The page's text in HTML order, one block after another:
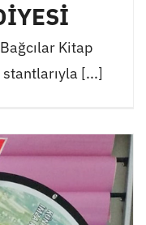
Kitap
stantlarıyla [...]